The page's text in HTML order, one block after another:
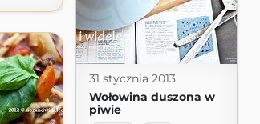
31 stycznia 2013
Wołowina duszona w
piwie